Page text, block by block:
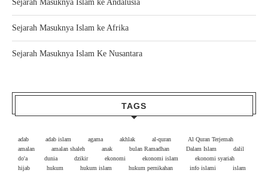
Sejarah Masuknya Islam ke Andalusia
Sejarah Masuknya Islam ke Afrika
Sejarah Masuknya Islam Ke Nusantara
TAGS
adab adab islam agama akhlak al-quran
Al Quran Terjemah
amalan
amalan shaleh anak bulan Ramadhan Dalam Islam
dalil
do'a
dunia dzikir ekonomi ekonomi islam
ekonomi syariah
hijab
hukum hukum islam hukum pernikahan info islami islam